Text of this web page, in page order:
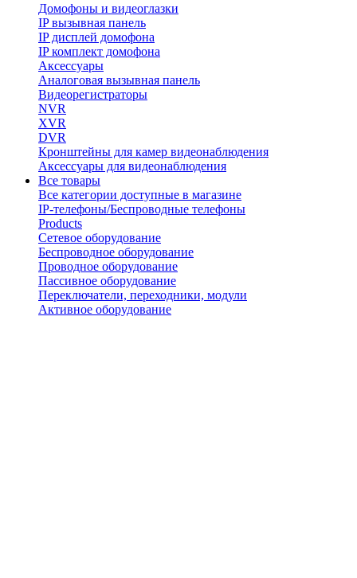
Домофоны и видеоглазки
IP вызывная панель
IP дисплей домофона
IP комплект домофона
Аксессуары
Аналоговая вызывная панель
Видеорегистраторы
NVR
XVR
DVR
Кронштейны для камер видеонаблюдения
Аксессуары для видеонаблюдения
Все товары
Все категории доступные в магазине
IP-телефоны/Беспроводные телефоны
Products
Сетевое оборудование
Беспроводное оборудование
Проводное оборудование
Пассивное оборудование
Переключатели, переходники, модули
Активное оборудование